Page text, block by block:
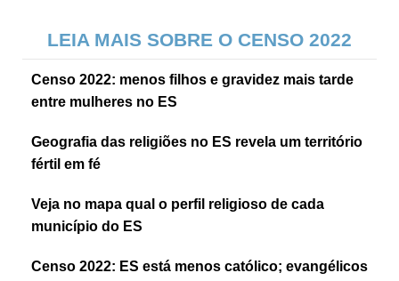
LEIA MAIS SOBRE O CENSO 2022
Censo 2022: menos filhos e gravidez mais tarde
entre mulheres no ES
Geografia das religiões no ES revela um território
fértil em fé
Veja no mapa qual o perfil religioso de cada
município do ES
Censo 2022: ES está menos católico; evangélicos